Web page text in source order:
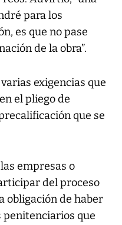
para los
es que no pase
de la obra”.
exigencias que
el pliego de
que se
empresas o
del proceso
obligación de haber
que